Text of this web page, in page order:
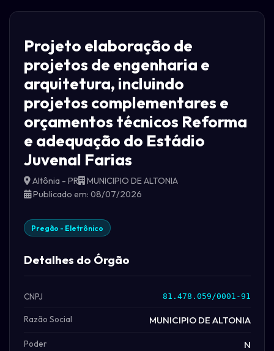
Projeto elaboração de
projetos de engenharia e
arquitetura, incluindo
projetos complementares e
orçamentos técnicos Reforma
e adequação do Estádio
Juvenal Farias
Altônia - PR
MUNICIPIO DE ALTONIA
Publicado em: 08/07/2026
Pregão - Eletrônico
Detalhes do Órgão
CNPJ 81.478.059/0001-91
Razão Social MUNICIPIO DE ALTONIA
Poder N